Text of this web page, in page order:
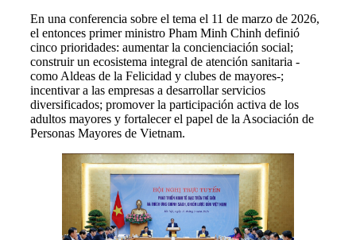
En una conferencia sobre el tema el 11 de marzo de 2026,
el entonces primer ministro Pham Minh Chinh definió
cinco prioridades: aumentar la concienciación social;
construir un ecosistema integral de atención sanitaria -
como Aldeas de la Felicidad y clubes de mayores-;
incentivar a las empresas a desarrollar servicios
diversificados; promover la participación activa de los
adultos mayores y fortalecer el papel de la Asociación de
Personas Mayores de Vietnam.